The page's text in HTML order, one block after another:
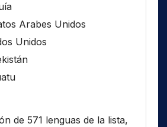
Arabes Unidos
Unidos
de 571 lenguas de la lista,